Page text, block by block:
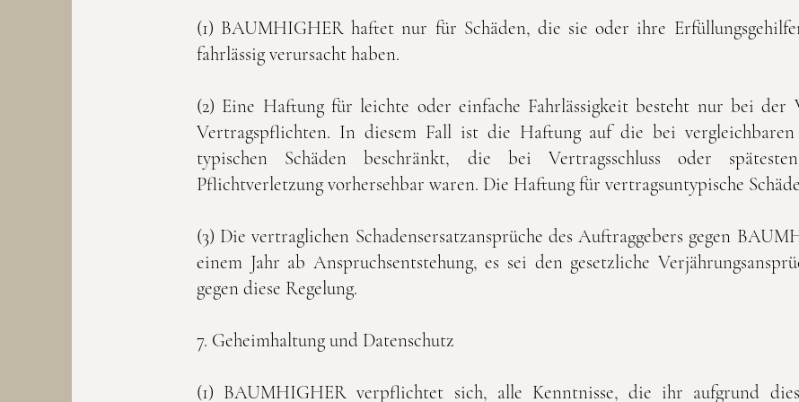
(1) BAUMHIGHER haftet nur für Schäden, die sie oder ihre
fahrlässig verursacht haben.
(2) Eine Haftung für leichte oder einfache Fahrlässigkeit besteht nur bei der
Vertragspflichten. In diesem Fall ist die Haftung auf die bei
typischen Schäden beschränkt, die bei Vertragsschluss oder
Pflichtverletzung vorhersehbar waren. Die Haftung für vertragsuntypische
(3) Die vertraglichen Schadensersatzansprüche des Auftraggebers gegen
einem Jahr ab Anspruchsentstehung, es sei den gesetzliche
gegen diese Regelung.
7. Geheimhaltung und Datenschutz
(1) BAUMHIGHER verpflichtet sich, alle Kenntnisse, die ihr aufgrund